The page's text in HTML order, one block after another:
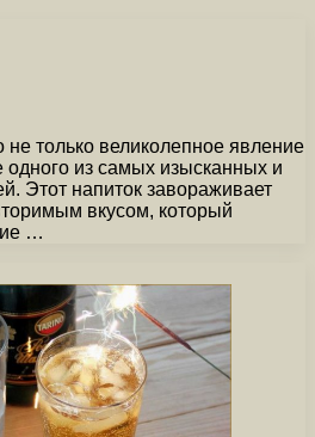
только великолепное явление
из самых изысканных и
Этот напиток завораживает
вкусом, который
…